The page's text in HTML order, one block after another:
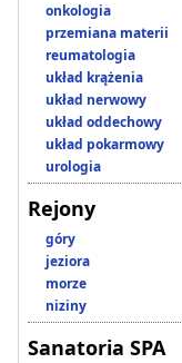
onkologia
przemiana materii
reumatologia
układ krążenia
układ nerwowy
układ oddechowy
układ pokarmowy
urologia
Rejony
góry
jeziora
morze
niziny
Sanatoria SPA